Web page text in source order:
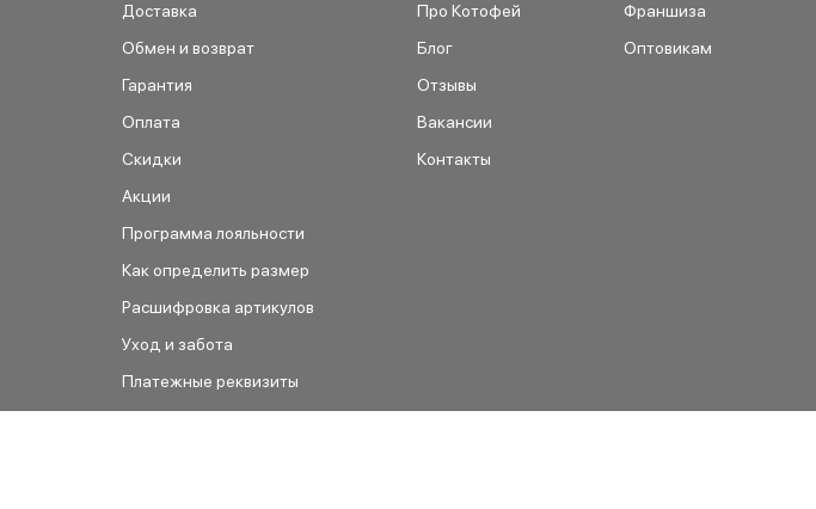
Доставка
Обмен и возврат
Гарантия
Оплата
Скидки
Акции
Программа лояльности
Как определить размер
Расшифровка артикулов
Уход и забота
Платежные реквизиты
Про Котофей
Блог
Отзывы
Вакансии
Контакты
Франшиза
Оптовикам